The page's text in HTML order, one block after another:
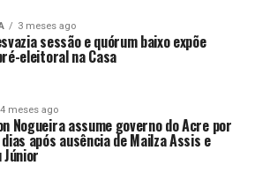
3 meses ago
sessão e quórum baixo expõe
eleitoral na Casa
4 meses ago
Nogueira assume governo do Acre por
após ausência de Mailza Assis e
Júnior